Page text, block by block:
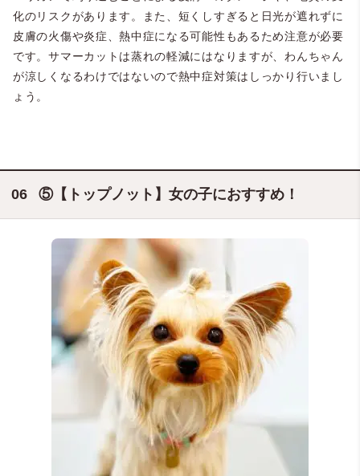
＠pino.0810
化のリスクがあります。また、短くしすぎると日光が遮れずに
皮膚の火傷や炎症、熱中症になる可能性もあるため注意が必要
です。サマーカットは蒸れの軽減にはなりますが、わんちゃん
が涼しくなるわけではないので熱中症対策はしっかり行いまし
ょう。
⑤【トップノット】女の子におすすめ！